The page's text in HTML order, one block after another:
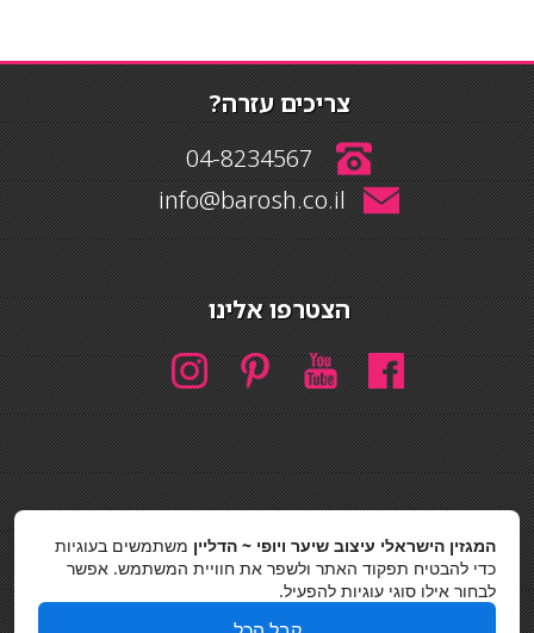
צריכים עזרה?
04-8234567
info@barosh.co.il
הצטרפו אלינו
חיפוש
חיפוש
כסאות בר
המגזין הישראלי עיצוב שיער ויופי ~ הדליין משתמשים בעוגיות
כדי להבטיח תפקוד האתר ולשפר את חוויית המשתמש. אפשר
לבחור אילו סוגי עוגיות להפעיל.